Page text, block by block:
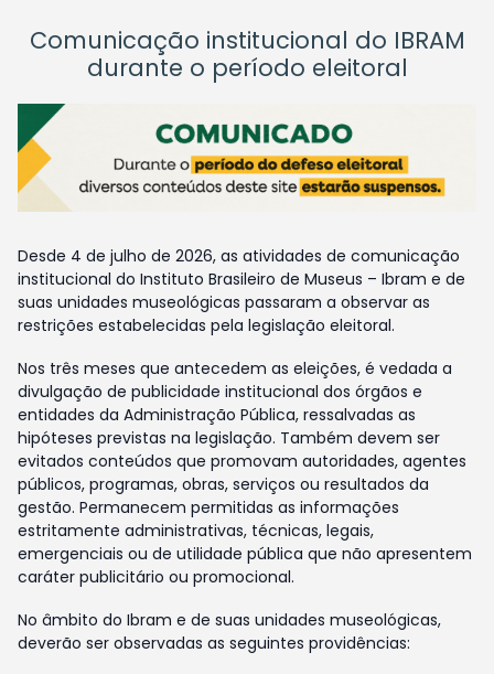
Comunicação institucional do IBRAM
durante o período eleitoral
Desde 4 de julho de 2026, as atividades de comunicação
institucional do Instituto Brasileiro de Museus – Ibram e de
suas unidades museológicas passaram a observar as
restrições estabelecidas pela legislação eleitoral.
Nos três meses que antecedem as eleições, é vedada a
divulgação de publicidade institucional dos órgãos e
entidades da Administração Pública, ressalvadas as
hipóteses previstas na legislação. Também devem ser
evitados conteúdos que promovam autoridades, agentes
públicos, programas, obras, serviços ou resultados da
gestão. Permanecem permitidas as informações
estritamente administrativas, técnicas, legais,
emergenciais ou de utilidade pública que não apresentem
caráter publicitário ou promocional.
No âmbito do Ibram e de suas unidades museológicas,
deverão ser observadas as seguintes providências: